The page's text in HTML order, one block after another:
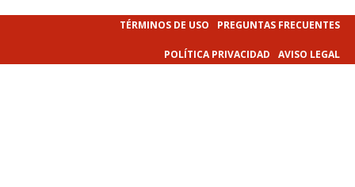
TÉRMINOS DE USO PREGUNTAS FRECUENTES
POLÍTICA PRIVACIDAD AVISO LEGAL